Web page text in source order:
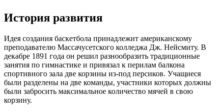
История развития
Идея создания баскетбола принадлежит американскому
преподавателю Массачусетского колледжа Дж. Нейсмиту. В
декабре 1891 года он решил разнообразить традиционные
занятия по гимнастике и привязал к перилам балкона
спортивного зала две корзины из-под персиков. Учащиеся
были разделены на две команды, участники которых должны
были забросить максимальное количество мячей в свою
корзину.